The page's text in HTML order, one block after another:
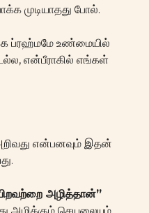
முடியாதது போல்.
ப்ரஹ்மமே உண்மையில்
என்பீராகில் எங்கள்
என்பனவும் இதன்
அழித்தான்”